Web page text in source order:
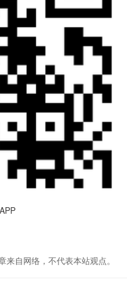
来自网络，不代表本站观点。